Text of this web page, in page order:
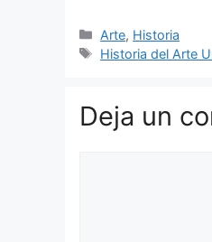
Categorías
Arte, Historia
Etiquetas
Historia del Arte
Deja un